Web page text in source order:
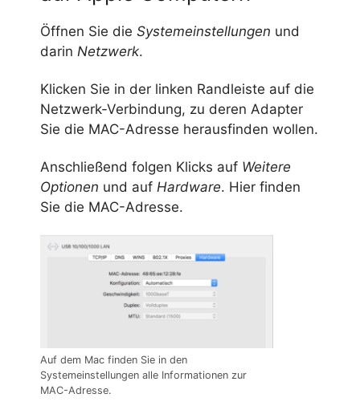
Öffnen Sie die Systemeinstellungen und
darin Netzwerk.
Klicken Sie in der linken Randleiste auf die
Netzwerk-Verbindung, zu deren Adapter
Sie die MAC-Adresse herausfinden wollen.
Anschließend folgen Klicks auf Weitere
Optionen und auf Hardware. Hier finden
Sie die MAC-Adresse.
Auf dem Mac finden Sie in den
Systemeinstellungen alle Informationen zur
MAC-Adresse.